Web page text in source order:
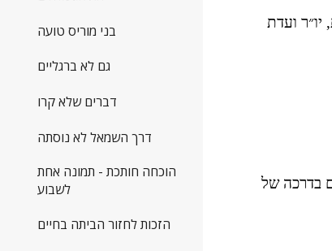
בני מוריס טועה
גם לא ברגליים
דברים שלא קרו
דרך השמאל לא נוסתה
הוכחה חותכת - תמונה אחת
לשבוע
הזכות לחזור הביתה בחיים